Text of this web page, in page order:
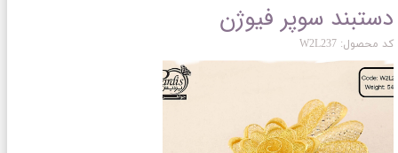
دستبند سوپر فیوژن
کد محصول: W2L237